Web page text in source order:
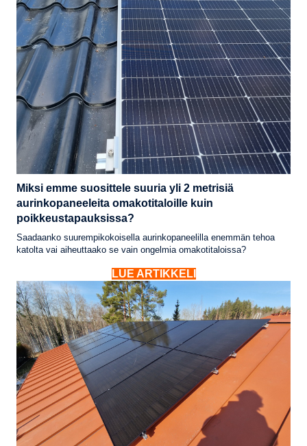
Miksi emme suosittele suuria yli 2 metrisiä
aurinkopaneeleita omakotitaloille kuin
poikkeustapauksissa?
Saadaanko suurempikokoisella aurinkopaneelilla enemmän tehoa
katolta vai aiheuttaako se vain ongelmia omakotitaloissa?
LUE ARTIKKELI